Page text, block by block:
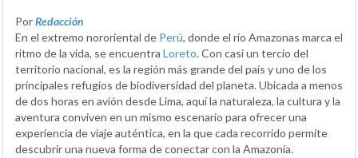
PorRedacción
En el extremo nororiental de Perú, donde el río Amazonas marca el
ritmo de la vida, se encuentra Loreto. Con casi un tercio del
territorio nacional, es la región más grande del país y uno de los
principales refugios de biodiversidad del planeta. Ubicada a menos
de dos horas en avión desde Lima, aquí la naturaleza, la cultura y la
aventura conviven en un mismo escenario para ofrecer una
experiencia de viaje auténtica, en la que cada recorrido permite
descubrir una nueva forma de conectar con la Amazonía.